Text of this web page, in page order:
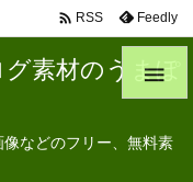
素材のうまぽ
などのフリー、無料素

 RSS Feedly